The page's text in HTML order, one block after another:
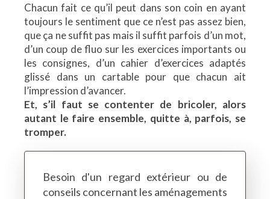
Chacun fait ce qu’il peut dans son coin en ayant
toujours le sentiment que ce n’est pas assez bien,
que ça ne suffit pas mais il suffit parfois d’un mot,
d’un coup de fluo sur les exercices importants ou
les consignes, d’un cahier d’exercices adaptés
glissé dans un cartable pour que chacun ait
l’impression d’avancer.
Et, s’il faut se contenter de bricoler, alors
autant le faire ensemble, quitte à, parfois, se
tromper.
Besoin d'un regard extérieur ou de
conseils concernant les aménagements